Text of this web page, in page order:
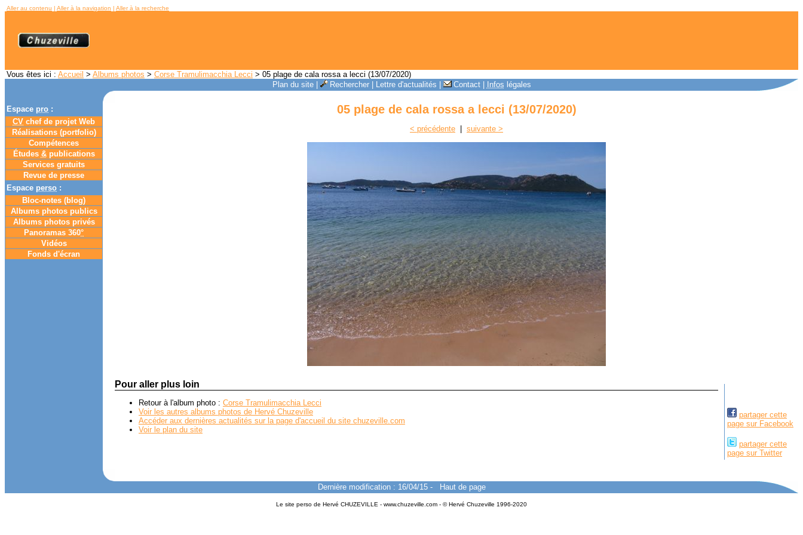
Aller au contenu | Aller à la navigation | Aller à la recherche
Vous êtes ici : Accueil > Albums photos > Corse Tramulimacchia Lecci > 05 plage de cala rossa a lecci (13/07/2020)
Plan du site| Rechercher| Lettre d'actualités Contact| Infos légales
Espace pro :
CV chef de projet Web
Réalisations (portfolio)
Compétences
Études &publications
Services gratuits
Revue de presse
Espace perso :
Bloc-notes (blog)
Albums photos publics
Albums photos privés
Panoramas 360°
Vidéos
Fonds d'écran
05 plage de cala rossa a lecci (13/07/2020)
< précédente suivante >
partager cette
page sur Facebook
partager cette
page sur Twitter
Pour aller plus loin
Retour à l'album photo : Corse Tramulimacchia Lecci
Voir les autres albums photos de Hervé Chuzeville
Accéder aux dernières actualités sur la page d'accueil du site chuzeville.com
Voir le plan du site
Dernière modification : 16/04/15- Haut de page
Le site perso de Hervé CHUZEVILLE - www.chuzeville.com - © Hervé Chuzeville 1996-2020